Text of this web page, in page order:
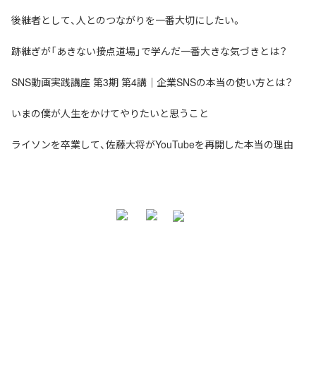
後継者として、人とのつながりを一番大切にしたい。
跡継ぎが「あきない接点道場」で学んだ一番大きな気づきとは？
SNS動画実践講座 第3期 第4講｜企業SNSの本当の使い方とは？
いまの僕が人生をかけてやりたいと思うこと
ライソンを卒業して、佐藤大将がYouTubeを再開した本当の理由